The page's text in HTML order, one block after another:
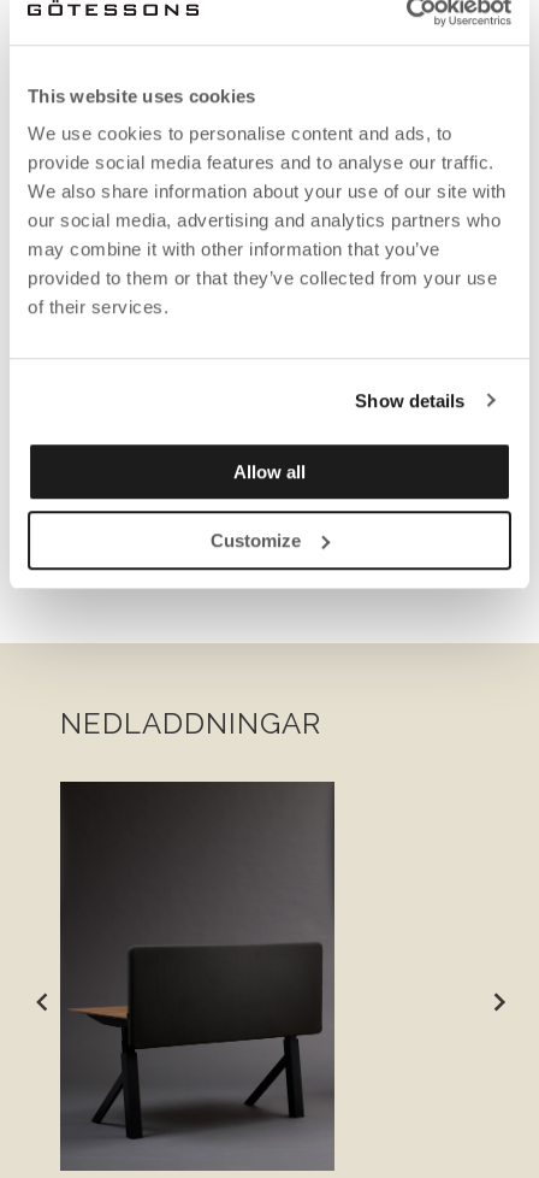
This website uses cookies
We use cookies to personalise content and ads, to
provide social media features and to analyse our traffic.
We also share information about your use of our site with
our social media, advertising and analytics partners who
may combine it with other information that you’ve
provided to them or that they’ve collected from your use
of their services.
Show details
Allow all
Customize
NEDLADDNINGAR